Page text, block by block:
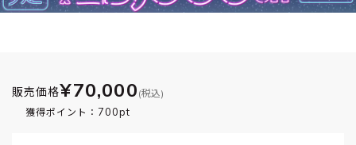
販売価格¥70,000 (税込)
獲得ポイント： 700pt